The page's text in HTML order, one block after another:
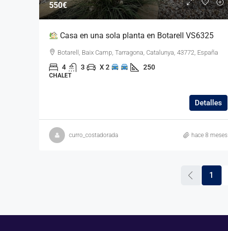
550€
Casa en una sola planta en Botarell VS6325
Botarell, Baix Camp, Tarragona, Catalunya, 43772, España
4 3 X 2 250
CHALET
Detalles
curro_costadorada hace 8 meses
1